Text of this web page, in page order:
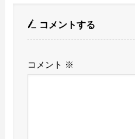
コメントする
コメント ※